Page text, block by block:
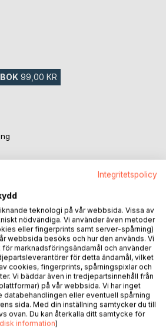
99,00 KR
Integritetspolicy
teknologi på vår webbsida. Vissa av
nödvändiga. Vi använder även metoder
eller fingerprints samt server-spårning)
webbsida besöks och hur den används. Vi
marknadsföringsändamål och använder
för detta ändamål, vilket
cookies, fingerprints, spårningspixlar och
Vi bäddar även in tredjepartsinnehåll från
på vår webbsida. Vi har inget
databehandlingen eller eventuell spårning
sida. Med din inställning samtycker du till
ovan. Du kan återkalla ditt samtycke för
information)